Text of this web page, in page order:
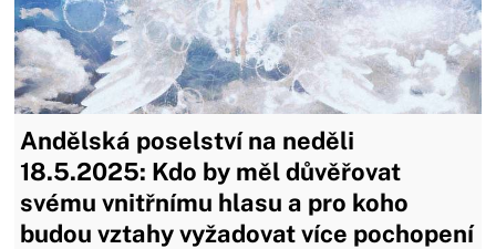
Andělská poselství na neděli
18.5.2025: Kdo by měl důvěřovat
svému vnitřnímu hlasu a pro koho
budou vztahy vyžadovat více pochopení